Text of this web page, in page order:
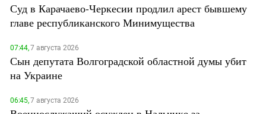
Суд в Карачаево-Черкесии продлил арест бывшему
главе республиканского Минимущества
07:44,7 августа 2026
Сын депутата Волгоградской областной думы убит
на Украине
06:45,7 августа 2026